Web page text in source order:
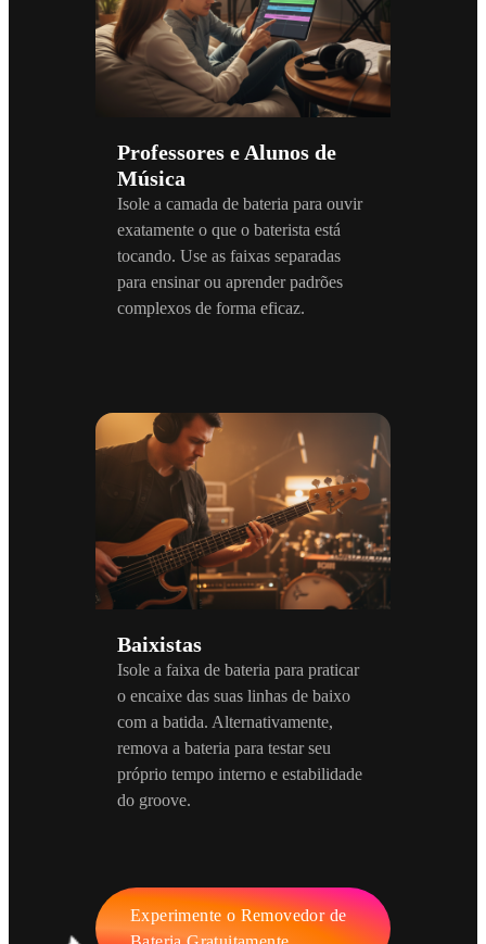
Professores e Alunos de
Música
Isole a camada de bateria para ouvir
exatamente o que o baterista está
tocando. Use as faixas separadas
para ensinar ou aprender padrões
complexos de forma eficaz.
Baixistas
Isole a faixa de bateria para praticar
o encaixe das suas linhas de baixo
com a batida. Alternativamente,
remova a bateria para testar seu
próprio tempo interno e estabilidade
do groove.
Experimente o Removedor de